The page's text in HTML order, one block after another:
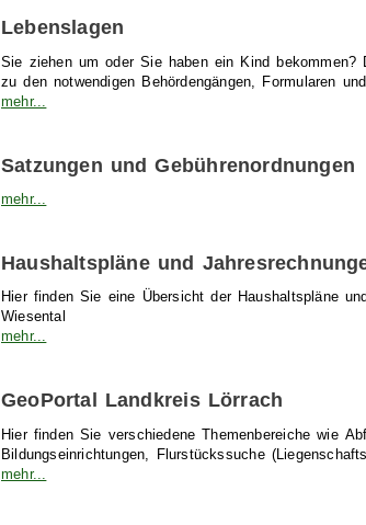
Lebenslagen
Sie ziehen um oder Sie haben ein Kind bekommen?
zu den notwendigen Behördengängen, Formularen
mehr...
Satzungen und Gebührenordnungen
mehr...
Haushaltspläne und
Hier finden Sie eine Übersicht der Haushaltspläne
Wiesental
mehr...
GeoPortal Landkreis Lörrach
Hier finden Sie verschiedene Themenbereiche wie
Bildungseinrichtungen, Flurstückssuche
mehr...